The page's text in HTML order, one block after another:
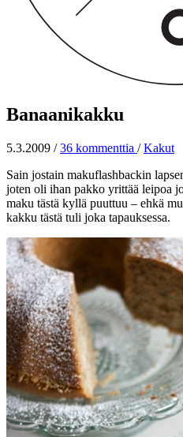
Banaanikakku
5.3.2009 / 36 kommenttia / Kakut
Sain jostain makuflashbackin
joten oli ihan pakko yrittää leipoa
maku tästä kyllä puuttuu – ehkä
kakku tästä tuli joka tapauksessa.